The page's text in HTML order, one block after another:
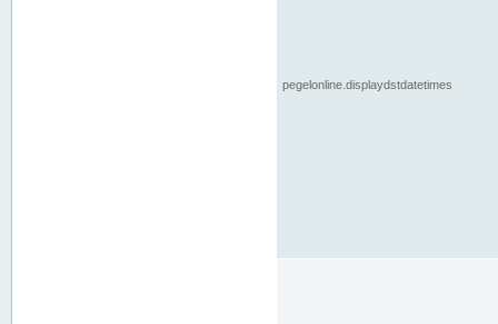
pegelonline.displaydstdatetimes